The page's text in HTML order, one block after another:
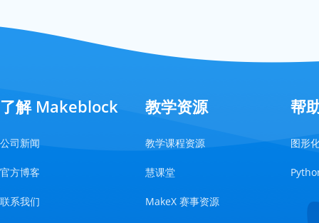
了解 Makeblock
公司新闻
官方博客
联系我们
教学资源
教学课程资源
慧课堂
MakeX 赛事资源
帮
图形